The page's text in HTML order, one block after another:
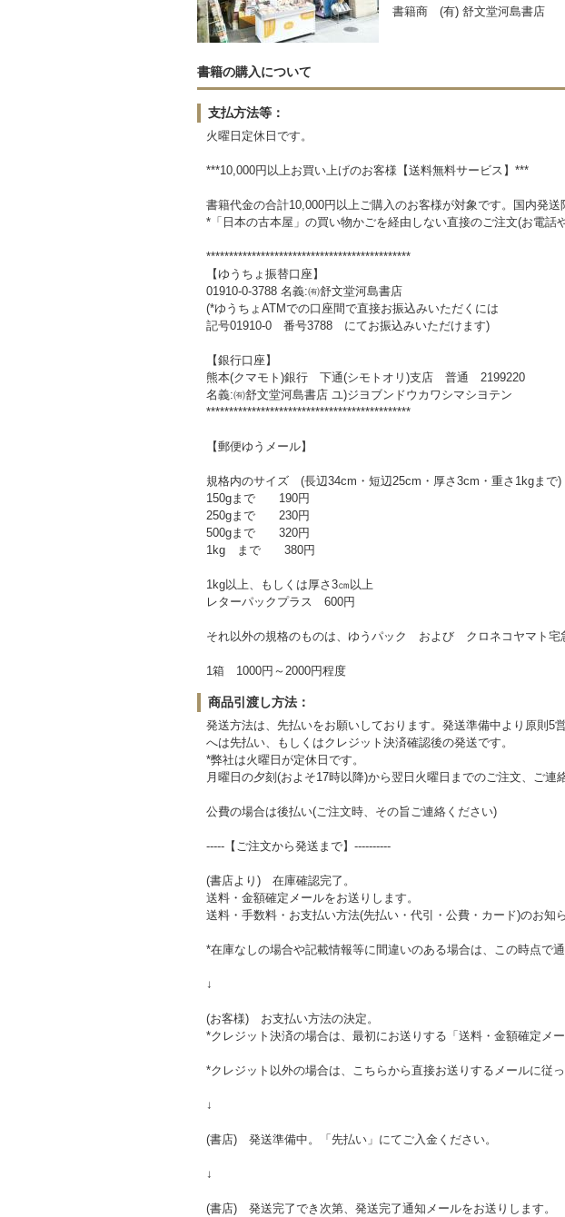
書籍商 (有) 舒文堂河島書店
書籍の購入について
支払方法等：
火曜日定休日です。
***10,000円以上お買い上げのお客様【送料無料サービス】***
書籍代金の合計10,000円以上ご購入のお客様が対象です。国内発送
*「日本の古本屋」の買い物かごを経由しない直接のご注文(お電話
*********************************************
【ゆうちょ振替口座】
01910-0-3788 名義:㈲舒文堂河島書店
(*ゆうちょATMでの口座間で直接お振込みいただくには
記号01910-0 番号3788 にてお振込みいただけます)
【銀行口座】
熊本(クマモト)銀行 下通(シモトオリ)支店 普通 2199220
名義:㈲舒文堂河島書店 ユ)ジヨブンドウカワシマシヨテン
*********************************************
【郵便ゆうメール】
規格内のサイズ (長辺34cm・短辺25cm・厚さ3cm・重さ1kgまで)
150gまで 190円
250gまで 230円
500gまで 320円
1kg まで 380円
1kg以上、もしくは厚さ3㎝以上
レターパックプラス 600円
それ以外の規格のものは、ゆうパック および クロネコヤマト宅
1箱 1000円～2000円程度
商品引渡し方法：
発送方法は、先払いをお願いしております。発送準備中より原則
へは先払い、もしくはクレジット決済確認後の発送です。
*弊社は火曜日が定休日です。
月曜日の夕刻(およそ17時以降)から翌日火曜日までのご注文、ご
公費の場合は後払い(ご注文時、その旨ご連絡ください)
-----【ご注文から発送まで】----------
(書店より) 在庫確認完了。
送料・金額確定メールをお送りします。
送料・手数料・お支払い方法(先払い・代引・公費・カード)のお知ら
*在庫なしの場合や記載情報等に間違いのある場合は、この時点で通
↓
(お客様) お支払い方法の決定。
*クレジット決済の場合は、最初にお送りする「送料・金額確定メ
*クレジット以外の場合は、こちらから直接お送りするメールに従
↓
(書店) 発送準備中。「先払い」にてご入金ください。
↓
(書店) 発送完了でき次第、発送完了通知メールをお送りします。